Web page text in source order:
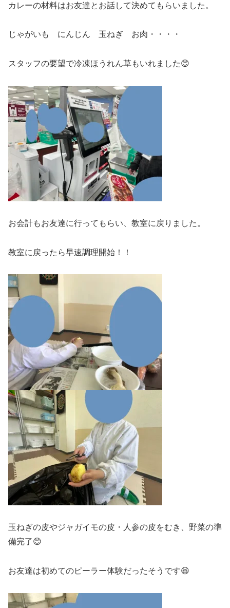
カレーの材料はお友達とお話して決めてもらいました。
じゃがいも にんじん 玉ねぎ お肉・・・・
スタッフの要望で冷凍ほうれん草もいれました😊
お会計もお友達に行ってもらい、教室に戻りました。
教室に戻ったら早速調理開始！！
玉ねぎの皮やジャガイモの皮・人参の皮をむき、野菜の準
備完了😊
お友達は初めてのピーラー体験だったそうです😆